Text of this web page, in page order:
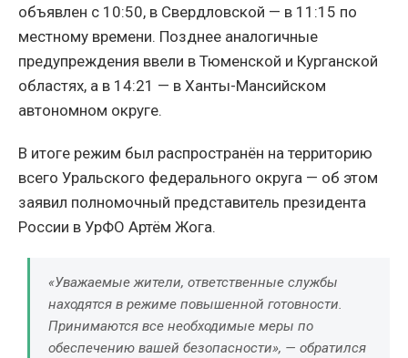
объявлен с 10:50, в Свердловской — в 11:15 по
местному времени. Позднее аналогичные
предупреждения ввели в Тюменской и Курганской
областях, а в 14:21 — в Ханты-Мансийском
автономном округе.
В итоге режим был распространён на территорию
всего Уральского федерального округа — об этом
заявил полномочный представитель президента
России в УрФО Артём Жога.
«Уважаемые жители, ответственные службы
находятся в режиме повышенной готовности.
Принимаются все необходимые меры по
обеспечению вашей безопасности», — обратился